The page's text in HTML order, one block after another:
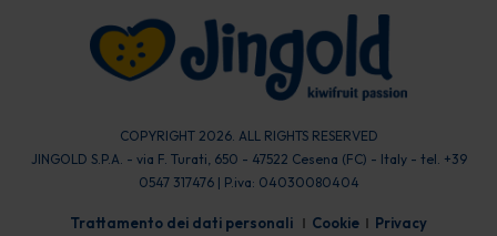
COPYRIGHT 2026. ALL RIGHTS RESERVED
JINGOLD S.P.A. - via F. Turati, 650 - 47522 Cesena (FC) - Italy - tel. +39
0547 317476 | P.iva: 04030080404
Trattamento dei dati personali Cookie Privacy